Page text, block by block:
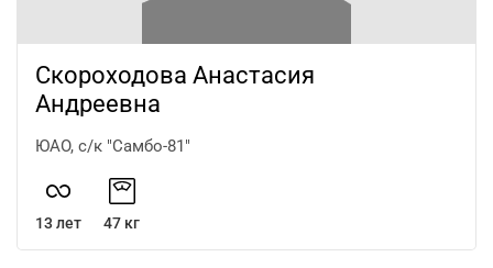
Скороходова Анастасия
Андреевна
ЮАО, с/к "Самбо-81"
13 лет 47 кг